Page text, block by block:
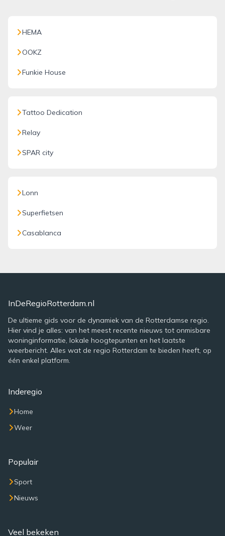
HEMA
OOKZ
Funkie House
Tattoo Dedication
Relay
SPAR city
Lonn
Superfietsen
Casablanca
InDeRegioRotterdam.nl
De ultieme gids voor de dynamiek van de Rotterdamse regio.
Hier vind je alles: van het meest recente nieuws tot onmisbare
woninginformatie, lokale hoogtepunten en het laatste
weerbericht. Alles wat de regio Rotterdam te bieden heeft, op
één enkel platform.
Inderegio
Home
Weer
Populair
Sport
Nieuws
Veel bekeken